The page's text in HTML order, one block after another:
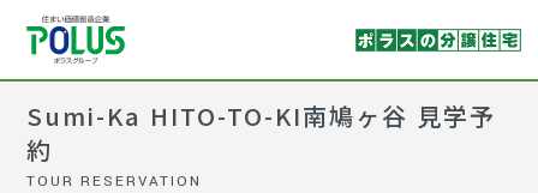
Sumi-Ka HITO-TO-KI南鳩ヶ谷 見学予
約
TOUR RESERVATION